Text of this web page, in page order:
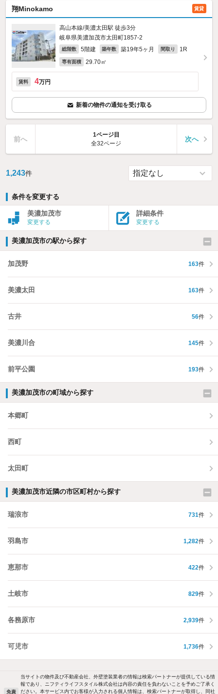
翔Minokamo 賃貸
高山本線/美濃太田駅 徒歩3分
岐阜県美濃加茂市太田町1857‐2
総階数 5階建 築年数 築19年5ヶ月 間取り 1R
専有面積 29.70㎡
賃料 4万円
新着の物件の通知を受け取る
前へ
1ページ目
全32ページ
次へ
1,243件
条件を変更する
美濃加茂市
変更する
詳細条件
変更する
美濃加茂市の駅から探す
加茂野 163件
美濃太田 163件
古井 56件
美濃川合 145件
前平公園 193件
美濃加茂市の町域から探す
本郷町
西町
太田町
美濃加茂市近隣の市区町村から探す
瑞浪市 731件
羽島市 1,282件
恵那市 422件
土岐市 829件
各務原市 2,939件
可児市 1,736件
免責
当サイトの物件及び不動産会社、外壁塗装業者の情報は検索パートナーが提供している情
報であり、ニフティライフスタイル株式会社は内容の責任を負わないことを予めご了承く
ださい。本サービス内でお客様が入力される個人情報は、検索パートナーが取得し、同社